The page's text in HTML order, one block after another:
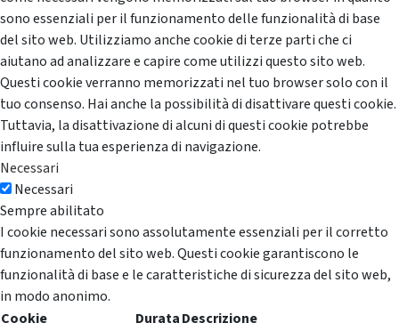
sono essenziali per il funzionamento delle funzionalità di base
del sito web. Utilizziamo anche cookie di terze parti che ci
aiutano ad analizzare e capire come utilizzi questo sito web.
Questi cookie verranno memorizzati nel tuo browser solo con il
tuo consenso. Hai anche la possibilità di disattivare questi cookie.
Tuttavia, la disattivazione di alcuni di questi cookie potrebbe
influire sulla tua esperienza di navigazione.
Necessari
Necessari
Sempre abilitato
I cookie necessari sono assolutamente essenziali per il corretto
funzionamento del sito web. Questi cookie garantiscono le
funzionalità di base e le caratteristiche di sicurezza del sito web,
in modo anonimo.
Cookie
DurataDescrizione